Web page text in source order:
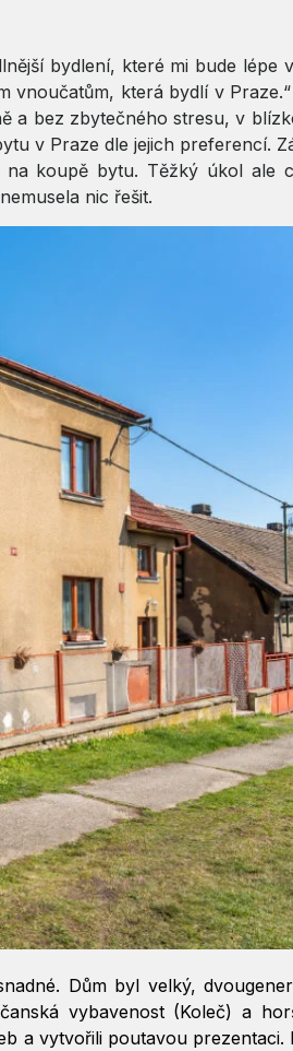
bydlení, které mi bude lépe
vnoučatům, která bydlí v
a bez zbytečného stresu, v
v Praze dle jejich preferencí.
na koupě bytu. Těžký úkol ale
nic řešit.
Dům byl velký,
vybavenost (Koleč) a
a vytvořili poutavou prezentaci.